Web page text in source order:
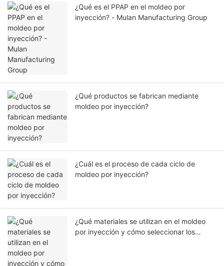
¿Qué es el PPAP en el moldeo por
inyección? - Mulan Manufacturing Group
¿Qué productos se fabrican mediante
moldeo por inyección?
¿Cuál es el proceso de cada ciclo de
moldeo por inyección?
¿Qué materiales se utilizan en el moldeo
por inyección y cómo seleccionar los